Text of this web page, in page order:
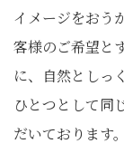
イメージをおう
客様のご希望と
に、自然としっ
ひとつとして同
だいております。